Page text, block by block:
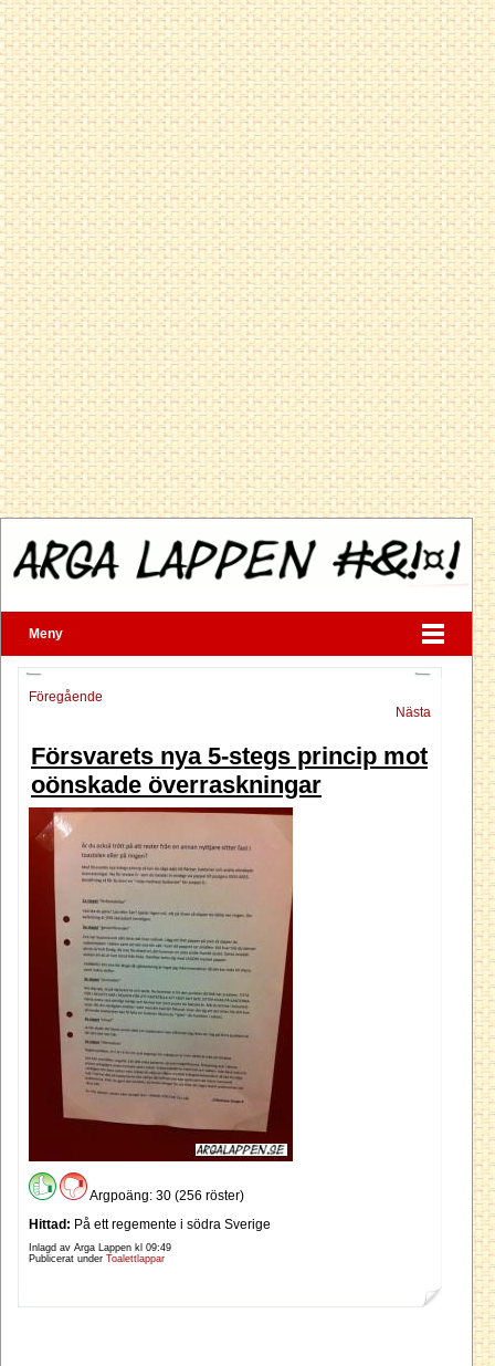
Meny
Föregående
Nästa
Försvarets nya 5-stegs princip mot
oönskade överraskningar
Argpoäng: 30 (256 röster)
Hittad: På ett regemente i södra Sverige
Inlagd av Arga Lappen kl 09:49
Publicerat under Toalettlappar